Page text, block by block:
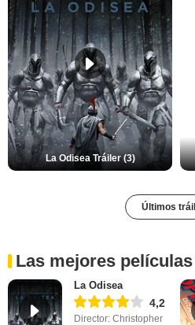
La Odisea Tráiler (3)
Últimos
Las mejores
La Odisea
4,2
Director: Christopher